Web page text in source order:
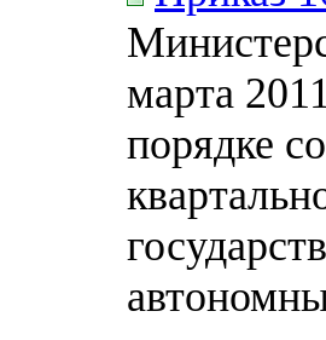
марта
порядке